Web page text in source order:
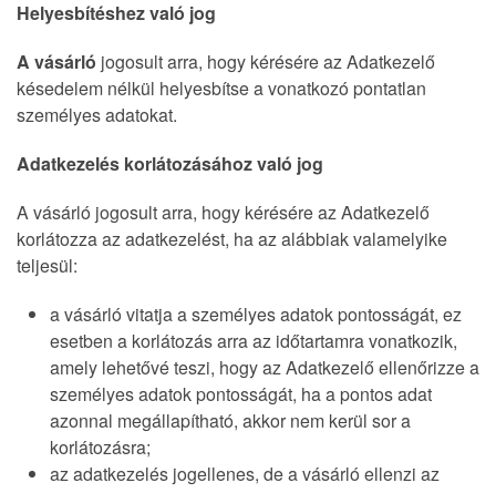
Helyesbítéshez való jog
A vásárló jogosult arra, hogy kérésére az Adatkezelő
késedelem nélkül helyesbítse a vonatkozó pontatlan
személyes adatokat.
Adatkezelés korlátozásához való jog
A vásárló jogosult arra, hogy kérésére az Adatkezelő
korlátozza az adatkezelést, ha az alábbiak valamelyike
teljesül:
a vásárló vitatja a személyes adatok pontosságát, ez
esetben a korlátozás arra az időtartamra vonatkozik,
amely lehetővé teszi, hogy az Adatkezelő ellenőrizze a
személyes adatok pontosságát, ha a pontos adat
azonnal megállapítható, akkor nem kerül sor a
korlátozásra;
az adatkezelés jogellenes, de a vásárló ellenzi az